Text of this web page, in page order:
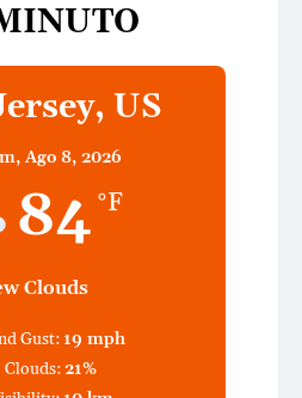
US
Ago 8, 2026
84 °F
Clouds
Gust: 19 mph
Clouds:21%